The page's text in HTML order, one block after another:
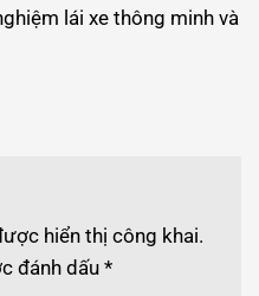
lái xe thông minh và
hiển thị công khai.
đánh dấu *